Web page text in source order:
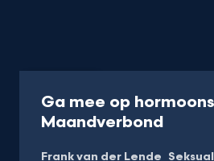
Ga mee op
Maandverbond-
Frank van der Lende